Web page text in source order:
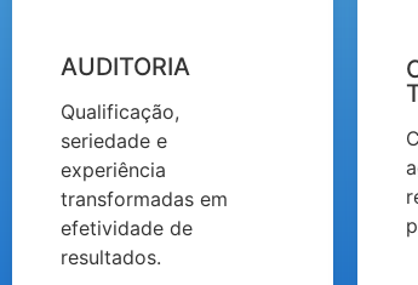
AUDITORIA
Qualificação,
seriedade e
experiência
transformadas em
efetividade de
resultados.